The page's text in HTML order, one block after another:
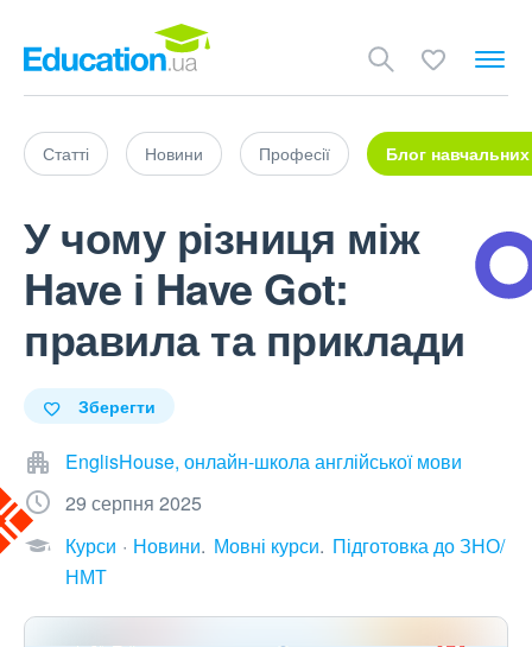
Статті Новини Професії Блог навчальних
У чому різниця між
Have і Have Got:
правила та приклади
Зберегти
EnglisHouse, онлайн-школа англійської мови
29 серпня 2025
Курси
Новини Мовні курси Підготовка до ЗНО/
НМТ